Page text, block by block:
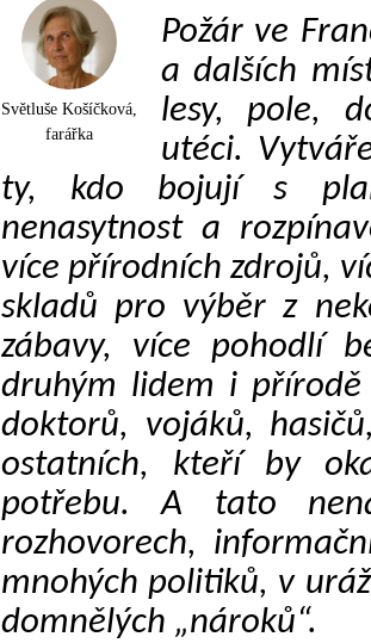
Světluše Košíčková,
farářka
Požár ve
a dalších
lesy, pole,
utéci.
ty, kdo bojují s
nenasytnost a
více přírodních zdrojů,
skladů pro výběr z
zábavy, více pohodlí
druhým lidem i přírodě
doktorů, vojáků,
ostatních, kteří by
potřebu. A tato
rozhovorech,
mnohých politiků, v
domnělých „nároků“.